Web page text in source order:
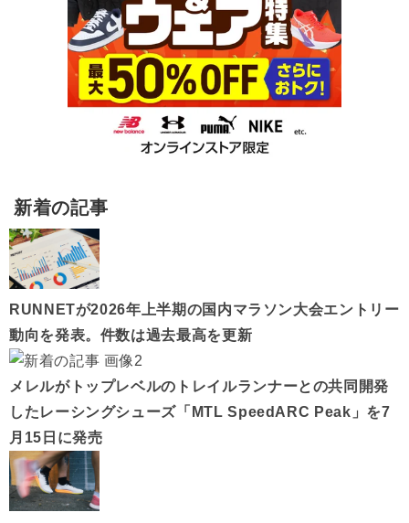
新着の記事
RUNNETが2026年上半期の国内マラソン大会エントリー
動向を発表。件数は過去最高を更新
メレルがトップレベルのトレイルランナーとの共同開発
したレーシングシューズ「MTL SpeedARC Peak」を7
月15日に発売